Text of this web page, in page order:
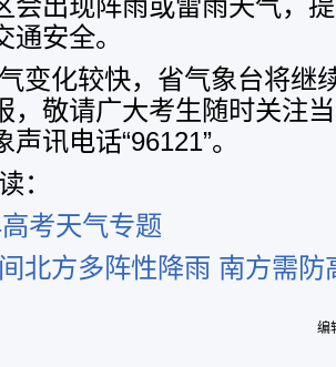
会出现阵雨或雷雨天气，
通安全。
变化较快，省气象台将继
，敬请广大考生随时关注
讯电话“96121”。
：
考天气专题
北方多阵性降雨 南方需防
编